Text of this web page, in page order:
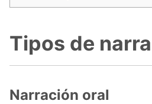
Tipos de
Narración oral